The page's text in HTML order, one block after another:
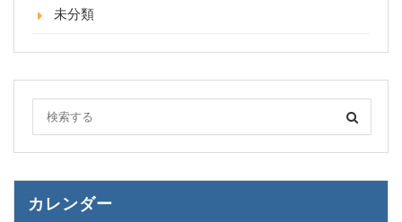
未分類
カレンダー